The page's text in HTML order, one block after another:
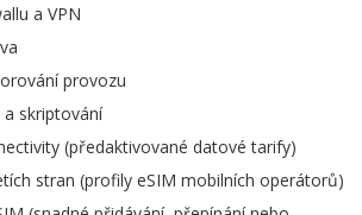
a VPN
provozu
skriptování
(předaktivované datové tarify)
stran (profily eSIM mobilních operátorů)